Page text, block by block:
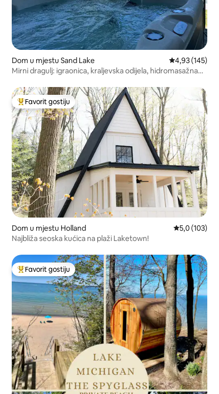
Dom u mjestu Sand Lake Prosječna
4,93 (145)
Mirni dragulj: igraonica, kraljevska odijela, hidromasažna
Glavni favorit gostiju
Favorit gostiju
Dom u mjestu Holland Prosječna
5,0 (103)
Najbliža seoska kućica na plaži Laketown!
Glavni favorit gostiju
Favorit gostiju